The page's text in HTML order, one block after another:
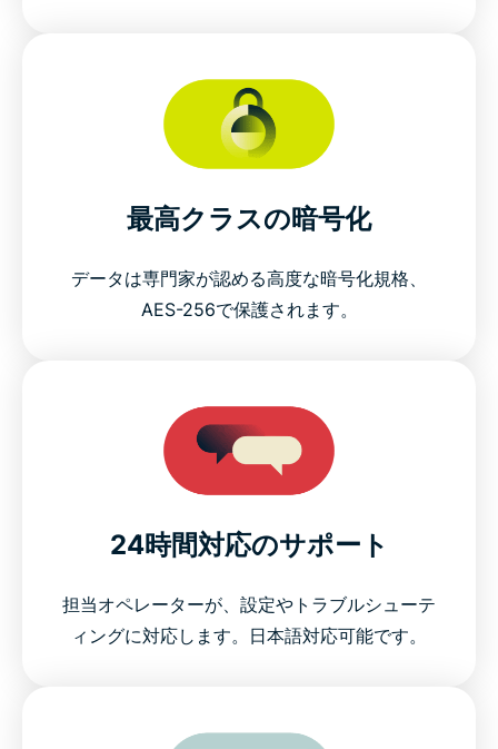
最高クラスの暗号化
データは専門家が認める高度な暗号化規格、
AES-256で保護されます。
24時間対応のサポート
担当オペレーターが、設定やトラブルシューテ
ィングに対応します。日本語対応可能です。